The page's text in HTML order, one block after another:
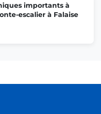
importants à
escalier à Falaise